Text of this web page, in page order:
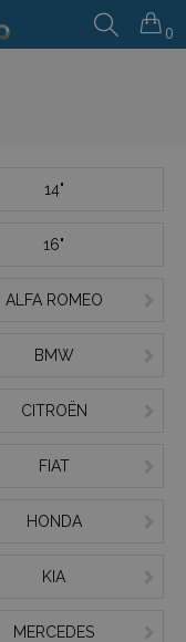
0
14"
16"
ALFA ROMEO
BMW
CITROËN
FIAT
HONDA
KIA
MERCEDES